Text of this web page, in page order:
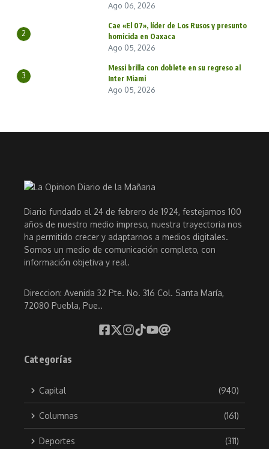
Ago 06, 2026
2
Cae «El 07», líder de Los Rusos y presunto
homicida en Oaxaca
Ago 05, 2026
3
Messi brilla con doblete en su regreso al
Inter Miami
Ago 05, 2026
Diario fundado el 24 de febrero de 1924, festejamos 100
años de nuestro medio impreso, nuestra trayectoria nos
ha permitido crecer y adaptarnos a medios digitales.
Somos un medio de comunicación completo, con
información objetiva y real.
Direccion: Avenida 32 Pte. No. 316 Col. Santa María,
72080 Puebla, Pue..
Categorías
Capital (940)
Columnas (161)
Deportes (311)